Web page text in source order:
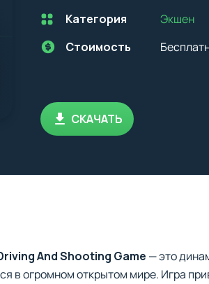
Перед установкой приложения на
учитывать версию OS. Мы
Категория
Экшен
Стоимость
СКАЧАТЬ
And Shooting Game — это
в огромном открытом мире. Игра